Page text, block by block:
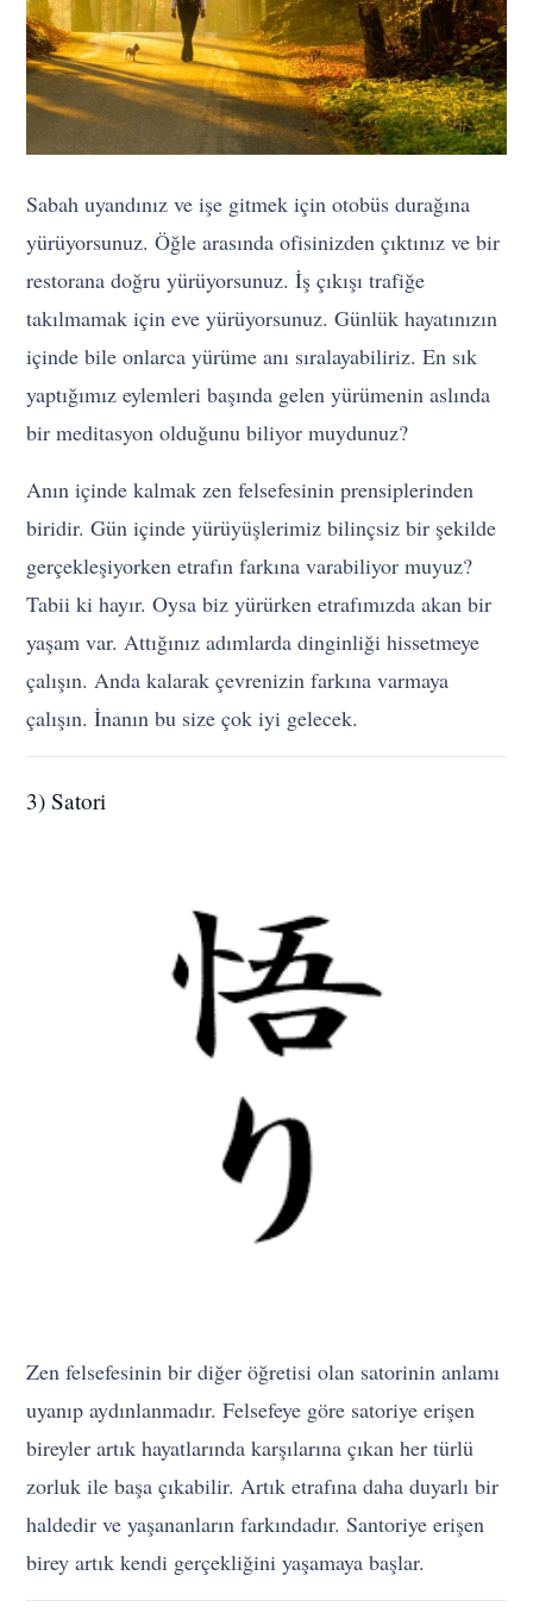
Sabah uyandınız ve işe gitmek için otobüs durağına
yürüyorsunuz. Öğle arasında ofisinizden çıktınız ve bir
restorana doğru yürüyorsunuz. İş çıkışı trafiğe
takılmamak için eve yürüyorsunuz. Günlük hayatınızın
içinde bile onlarca yürüme anı sıralayabiliriz. En sık
yaptığımız eylemleri başında gelen yürümenin aslında
bir meditasyon olduğunu biliyor muydunuz?
Anın içinde kalmak zen felsefesinin prensiplerinden
biridir. Gün içinde yürüyüşlerimiz bilinçsiz bir şekilde
gerçekleşiyorken etrafın farkına varabiliyor muyuz?
Tabii ki hayır. Oysa biz yürürken etrafımızda akan bir
yaşam var. Attığınız adımlarda dinginliği hissetmeye
çalışın. Anda kalarak çevrenizin farkına varmaya
çalışın. İnanın bu size çok iyi gelecek.
3) Satori
Zen felsefesinin bir diğer öğretisi olan satorinin anlamı
uyanıp aydınlanmadır. Felsefeye göre satoriye erişen
bireyler artık hayatlarında karşılarına çıkan her türlü
zorluk ile başa çıkabilir. Artık etrafına daha duyarlı bir
haldedir ve yaşananların farkındadır. Santoriye erişen
birey artık kendi gerçekliğini yaşamaya başlar.